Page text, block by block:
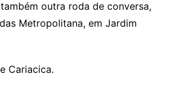
outra roda de conversa,
Metropolitana, em Jardim
Cariacica.